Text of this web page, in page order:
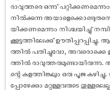
രാവുത്തരെ ഒന്നു്
നിൽക്കുന്ന
യിക്കണമെന്നും നിശ്ചയിച്ചു്
ക്കൂട്ടത്തിലേക്കു്
ത്തിൽ പതിച്ചുവോ, അവരൊക്കെ
ത്തിൽ രാവുത്തരുമുണ്ടായിരുന്നു. ആ
ന്റെ കളത്തിങ്കലും ഒരു പൂജ
പ്പോഴേക്കും മറ്റുള്ളവരുടെ